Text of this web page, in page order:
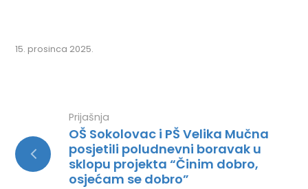
15. prosinca 2025.
Prijašnja
OŠ Sokolovac i PŠ Velika Mučna
posjetili poludnevni boravak u
sklopu projekta “Činim dobro,
osjećam se dobro”